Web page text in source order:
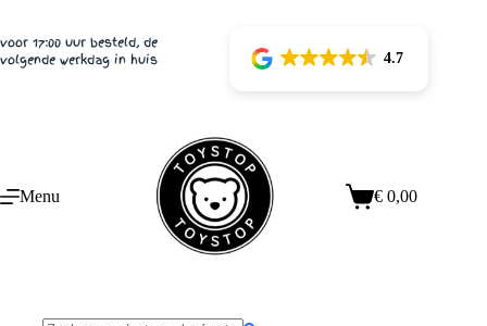
de
inhoud
voor 17:00 uur besteld, de
volgende werkdag in huis
4.7
Menu Winkelwagen
€ 0,00